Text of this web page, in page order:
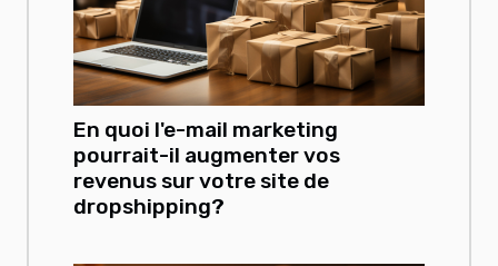
En quoi l'e-mail marketing
pourrait-il augmenter vos
revenus sur votre site de
dropshipping?